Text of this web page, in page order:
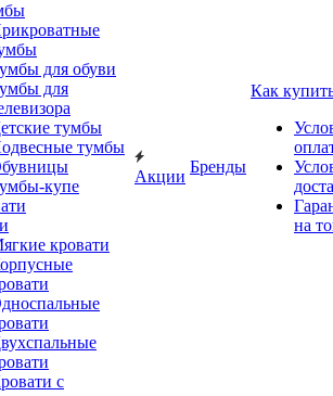
для обуви
для
тумбы
тумбы
купе
кровати
с
Акции
Бренды
Как
на